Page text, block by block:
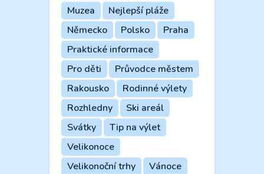
Muzea
Nejlepší pláže
Německo
Polsko
Praha
Praktické informace
Pro děti
Průvodce městem
Rakousko
Rodinné výlety
Rozhledny
Ski areál
Svátky
Tip na výlet
Velikonoce
Velikonoční trhy
Vánoce